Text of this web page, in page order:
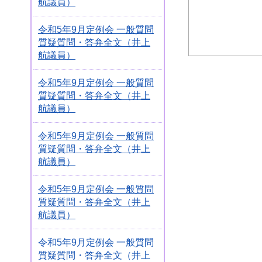
航議員）
令和5年9月定例会 一般質問
質疑質問・答弁全文（井上
航議員）
令和5年9月定例会 一般質問
質疑質問・答弁全文（井上
航議員）
令和5年9月定例会 一般質問
質疑質問・答弁全文（井上
航議員）
令和5年9月定例会 一般質問
質疑質問・答弁全文（井上
航議員）
令和5年9月定例会 一般質問
質疑質問・答弁全文（井上